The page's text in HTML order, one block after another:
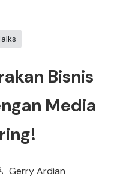
Bisnis
Media
Gerry Ardian